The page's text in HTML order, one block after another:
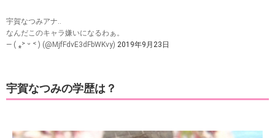
宇賀なつみアナ‥
なんだこのキャラ嫌いになるわぁ。
— ( ⁎˃ ᵕ ˂ ) (@MjfFdvE3dFbWKvy) 2019年9月23日
宇賀なつみの学歴は？